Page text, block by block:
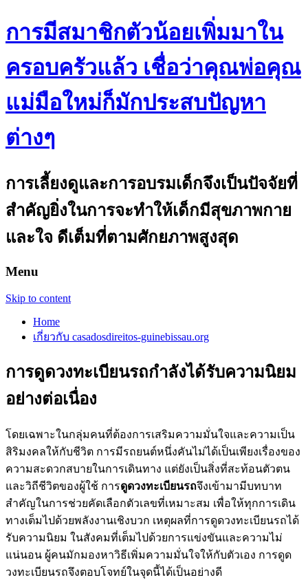
การมีสมาชิกตัวน้อยเพิ่มมาใน
ครอบครัวแล้ว เชื่อว่าคุณพ่อคุณ
แม่มือใหม่ก็มักประสบปัญหา
ต่างๆ
การเลี้ยงดูและการอบรมเด็กจึงเป็นปัจจัยที่
สำคัญยิ่งในการจะทำให้เด็กมีสุขภาพกาย
และใจ ดีเต็มที่ตามศักยภาพสูงสุด
Menu
Skip to content
Home
เกี่ยวกับ casadosdireitos-guinebissau.org
การดูดวงทะเบียนรถกำลังได้รับความนิยม
อย่างต่อเนื่อง
โดยเฉพาะในกลุ่มคนที่ต้องการเสริมความมั่นใจและความเป็น
สิริมงคลให้กับชีวิต การมีรถยนต์หนึ่งคันไม่ได้เป็นเพียงเรื่องของ
ความสะดวกสบายในการเดินทาง แต่ยังเป็นสิ่งที่สะท้อนตัวตน
และวิถีชีวิตของผู้ใช้ การดูดวงทะเบียนรถจึงเข้ามามีบทบาท
สำคัญในการช่วยคัดเลือกตัวเลขที่เหมาะสม เพื่อให้ทุกการเดิน
ทางเต็มไปด้วยพลังงานเชิงบวก เหตุผลที่การดูดวงทะเบียนรถได้
รับความนิยม ในสังคมที่เต็มไปด้วยการแข่งขันและความไม่
แน่นอน ผู้คนมักมองหาวิธีเพิ่มความมั่นใจให้กับตัวเอง การดูด
วงทะเบียนรถจึงตอบโจทย์ในจุดนี้ได้เป็นอย่างดี